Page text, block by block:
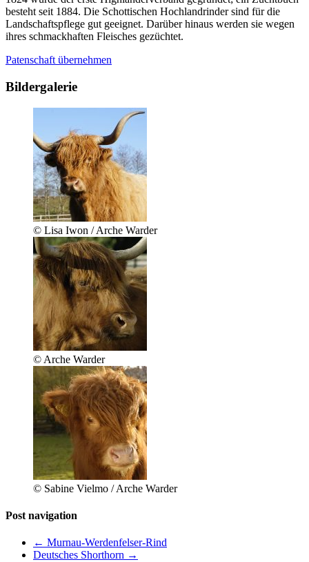
besteht seit 1884. Die Schottischen Hochlandrinder sind für die
Landschaftspflege gut geeignet. Darüber hinaus werden sie wegen
ihres schmackhaften Fleisches gezüchtet.
Patenschaft übernehmen
Bildergalerie
© Lisa Iwon / Arche Warder
© Arche Warder
© Sabine Vielmo / Arche Warder
Post navigation
← Murnau-Werdenfelser-Rind
Deutsches Shorthorn →